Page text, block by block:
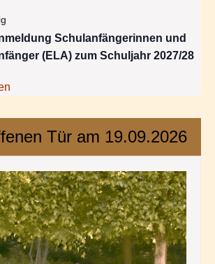
Schulanfängerinnen und
(ELA) zum Schuljahr 2027/28
Tür am 19.09.2026